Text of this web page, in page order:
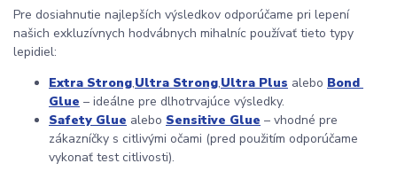
Pre dosiahnutie najlepších výsledkov odporúčame pri lepení
našich exkluzívnych hodvábnych mihalníc používať tieto typy
lepidiel:
Extra Strong,Ultra Strong,Ultra Plus alebo Bond
Glue – ideálne pre dlhotrvajúce výsledky.
Safety Glue alebo Sensitive Glue – vhodné pre
zákazníčky s citlivými očami (pred použitím odporúčame
vykonať test citlivosti).